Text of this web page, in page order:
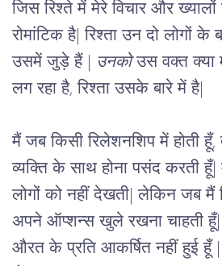
जिस रिश्ते में मेरे विचार और
रोमांटिक है| रिश्ता उन दो लोगों के
उसमें जुड़े हैं | उनको उस वक्त क्या
लग रहा है, रिश्ता उसके बारे में है|
मैं जब किसी रिलेशनशिप में होती हूँ,
व्यक्ति के साथ होना पसंद करती
लोगों को नहीं देखती| लेकिन जब मैं
अपने ऑप्शन्स खुले रखना चाहती
औरत के प्रति आकर्षित नहीं हुई हूँ